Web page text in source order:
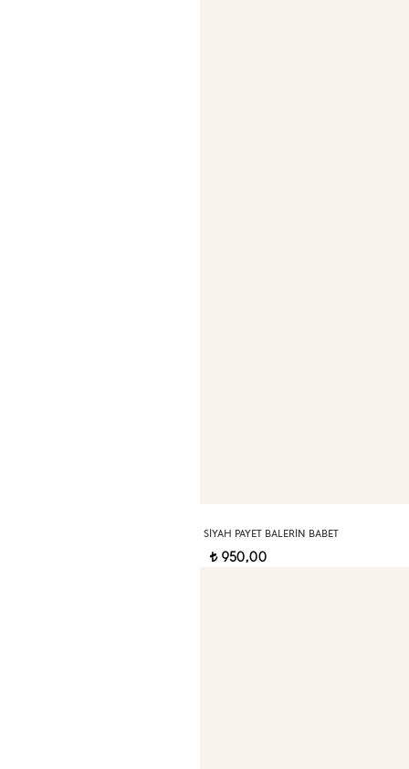
SIYAH PAYET BALERIN BABET
t950,00